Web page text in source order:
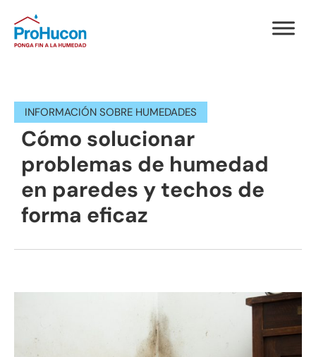
INFORMACIÓN SOBRE HUMEDADES
Cómo solucionar
problemas de humedad
en paredes y techos de
forma eficaz